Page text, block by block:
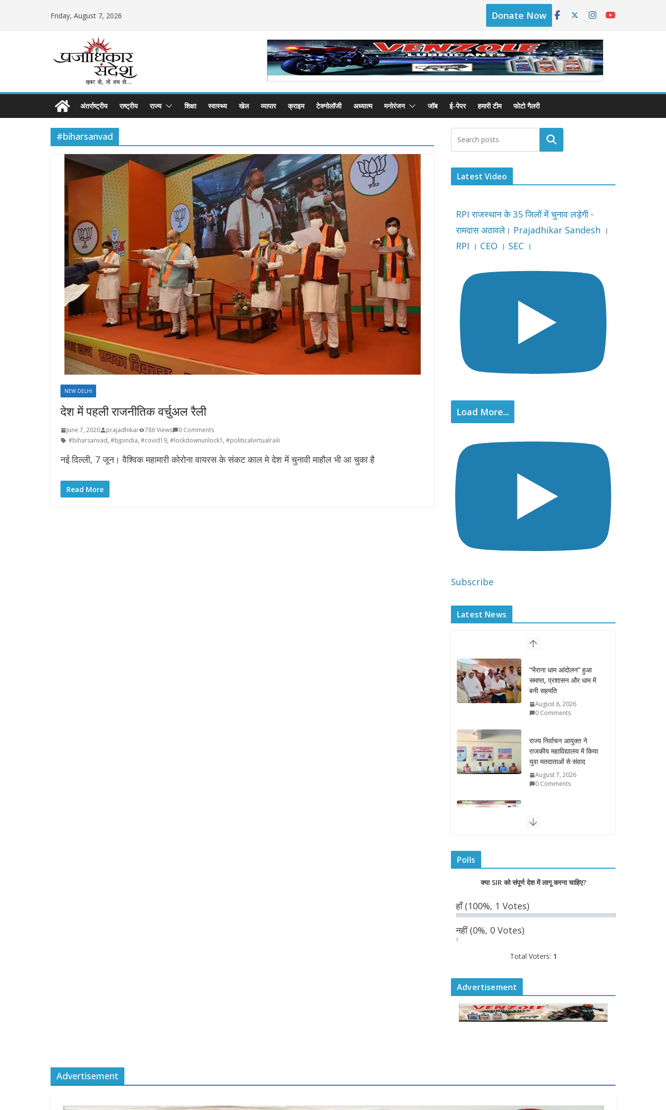
Friday, August 7, 2026 Donate Now
अंतर्राष्ट्रीय राष्ट्रीय राज्य शिक्षा स्वास्थ्य खेल व्यापार क्राइम टेक्नोलॉजी अध्यात्म मनोरंजन जॉब ई-पेपर हमारी टीम फोटो गैलरी
#biharsanvad
NEW DELHI
देश में पहली राजनीतिक वर्चुअल रैली
June 7, 2020 prajadhikar 786 Views
0 Comments
#biharsanvad, #bjpindia, #covid19, #lockdownunlock1 , #politicalvirtualraili
नई दिल्ली, 7 जून। वैश्विक महामारी कोरोना वायरस के संकट काल मे देश में चुनावी माहौल भी आ चुका है
Read More
Latest Video
RPI राजस्थान के 35 जिलों में चुनाव लड़ेगी -
रामदास अठावले। Prajadhikar Sandesh ।
RPI । CEO । SEC ।
Load More...
Subscribe
Latest News
राज्य निर्वाचन आयुक्त ने
राजकीय महाविद्यालय में किया
युवा मतदाताओं से संवाद
August 7, 2026
0 Comments
“घुमंतू विकास बोर्ड” में सभी
समुदायों का प्रतिनिधित्व
सुनिश्चित किया जाएगा-
मुख्यमंत्री योगी आदित्यनाथ
August 6, 2026
दलित-पिछड़ा, युवा, गरीब,
अम्बाला मण्डल ने रेल सेवा में
August 6, 2026
समाप्त, प्रशासन और धाम में
Polls
क्या SIR को संपूर्ण देश में लागू करना चाहिए?
हाँ(100%, 1 Votes)
नहीं(0%, 0 Votes)
Total Voters: 1
Advertisement
Advertisement